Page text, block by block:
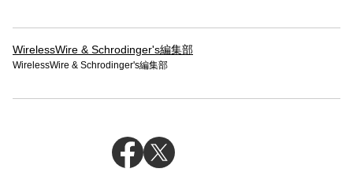
WirelessWire & Schrodinger's編集部
WirelessWire & Schrodinger's編集部